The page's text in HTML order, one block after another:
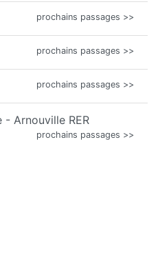
prochains passages >>
prochains passages >>
prochains passages >>
- Arnouville RER
prochains passages >>